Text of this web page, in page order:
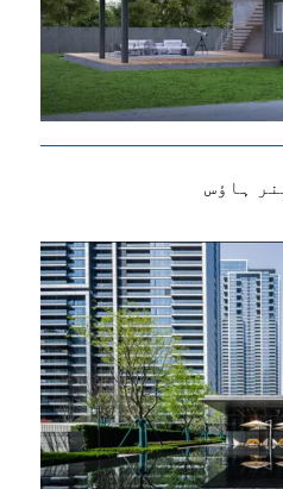
ہاؤس